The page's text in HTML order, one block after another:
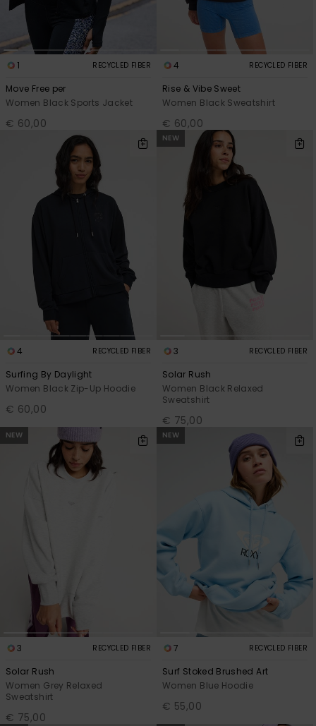
1 RECYCLED FIBER
Move Free per
Women Black Sports Jacket
€ 60,00
4 RECYCLED FIBER
Rise & Vibe Sweet
Women Black Sweatshirt
€ 60,00
4 RECYCLED FIBER
Surfing By Daylight
Women Black Zip-Up Hoodie
€ 60,00
NEW
3 RECYCLED FIBER
Solar Rush
Women Black Relaxed
Sweatshirt
€ 75,00
NEW
3 RECYCLED FIBER
Solar Rush
Women Grey Relaxed
Sweatshirt
€ 75,00
NEW
7 RECYCLED FIBER
Surf Stoked Brushed Art
Women Blue Hoodie
€ 55,00